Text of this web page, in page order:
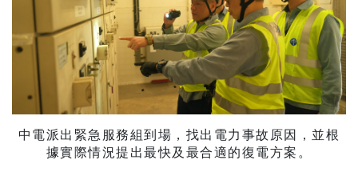
中電派出緊急服務組到場，找出電力事故原因，並根
據實際情況提出最快及最合適的復電方案。